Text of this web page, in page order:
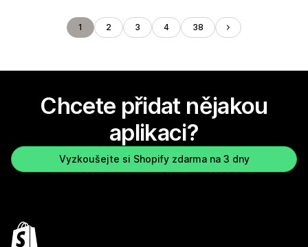
1 2 3 4 38
Chcete přidat nějakou
aplikaci?
Vyzkoušejte si Shopify zdarma na 3 dny